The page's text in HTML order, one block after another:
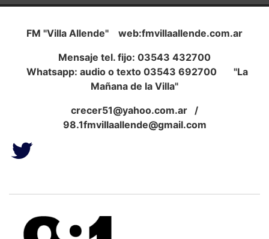
FM "Villa Allende" web:fmvillaallende.com.ar
Mensaje tel. fijo: 03543 432700
Whatsapp: audio o texto 03543 692700 "La
Mañana de la Villa"
crecer51@yahoo.com.ar /
98.1fmvillaallende@gmail.com